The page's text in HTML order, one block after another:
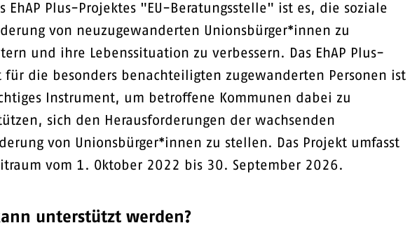
EhAP Plus-Projektes "EU-Beratungsstelle" ist es, die soziale
von neuzugewanderten Unionsbürger*innen zu
und ihre Lebenssituation zu verbessern. Das EhAP Plus-
für die besonders benachteiligten zugewanderten Personen ist
Instrument, um betroffene Kommunen dabei zu
sich den Herausforderungen der wachsenden
von Unionsbürger*innen zu stellen. Das Projekt umfasst
vom 1. Oktober 2022 bis 30. September 2026.
unterstützt werden?